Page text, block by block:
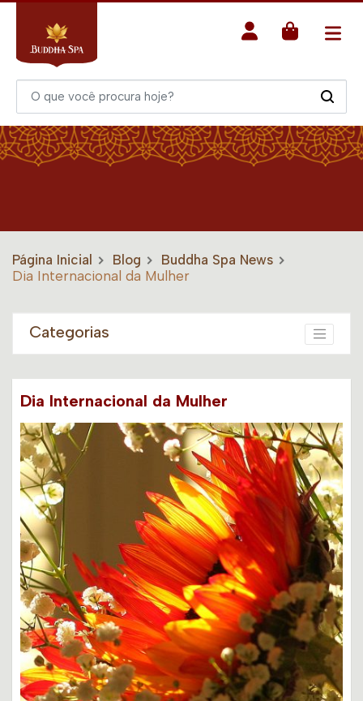
Página Inicial Blog
Buddha Spa News
Dia Internacional da Mulher
Categorias
Dia Internacional da Mulher